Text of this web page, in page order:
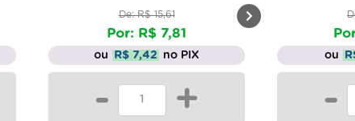
De: R$ 15,61
Por: R$ 7,81
ou R$ 7,42 no PIX
- +
ou
-